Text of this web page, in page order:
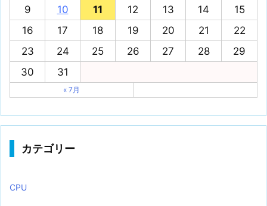
9
10 11 12 13 14
15
16
17 18 19 20 21
22
23
24 25 26 27 28
29
30
31
« 7月
カテゴリー
CPU